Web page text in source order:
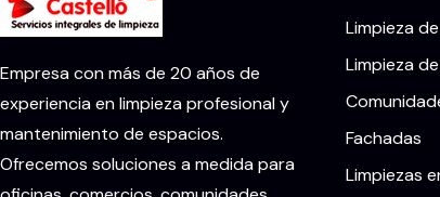
Empresa con más de 20 años de
experiencia en limpieza profesional y
mantenimiento de espacios.
Ofrecemos soluciones a medida para
Limpieza
Limpieza
Fachadas
Limpiezas